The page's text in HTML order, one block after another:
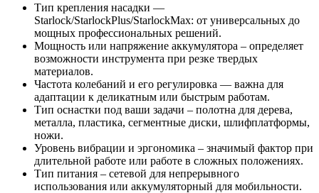
Тип крепления насадки —
Starlock/StarlockPlus/StarlockMax: от универсальных до
мощных профессиональных решений.
Мощность или напряжение аккумулятора – определяет
возможности инструмента при резке твердых
материалов.
Частота колебаний и его регулировка — важна для
адаптации к деликатным или быстрым работам.
Тип оснастки под ваши задачи – полотна для дерева,
металла, пластика, сегментные диски, шлифплатформы,
ножи.
Уровень вибрации и эргономика – значимый фактор при
длительной работе или работе в сложных положениях.
Тип питания – сетевой для непрерывного
использования или аккумуляторный для мобильности.